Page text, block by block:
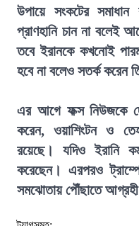
উপায়ে সংকটের
প্রাণহানি চান না বলেই
তবে ইরানকে কখনোই
হবে না বলেও সতর্ক করেন
এর আগে ফক্স নিউজকে
করেন, ওয়াশিংটন ও
রয়েছে। যদিও ইরানি
করেছেন। এরপরও
সমঝোতায় পৌঁছাতে